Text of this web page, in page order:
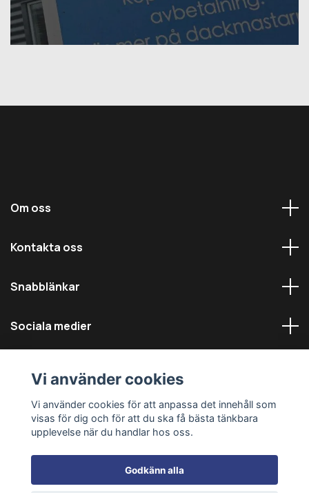
Om oss
Kontakta oss
Snabblänkar
Sociala medier
© 2026 Däckmästarna - Alla rättigheter reserverade
Vi använder cookies
Vi använder cookies för att anpassa det innehåll som
visas för dig och för att du ska få bästa tänkbara
upplevelse när du handlar hos oss.
Godkänn alla